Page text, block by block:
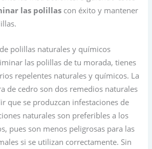
las polillas con éxito y mantener
polillas naturales y químicos
las polillas de tu morada, tienes
repelentes naturales y químicos. La
de cedro son dos remedios naturales
que se produzcan infestaciones de
naturales son preferibles a los
pues son menos peligrosas para las
si se utilizan correctamente. Sin